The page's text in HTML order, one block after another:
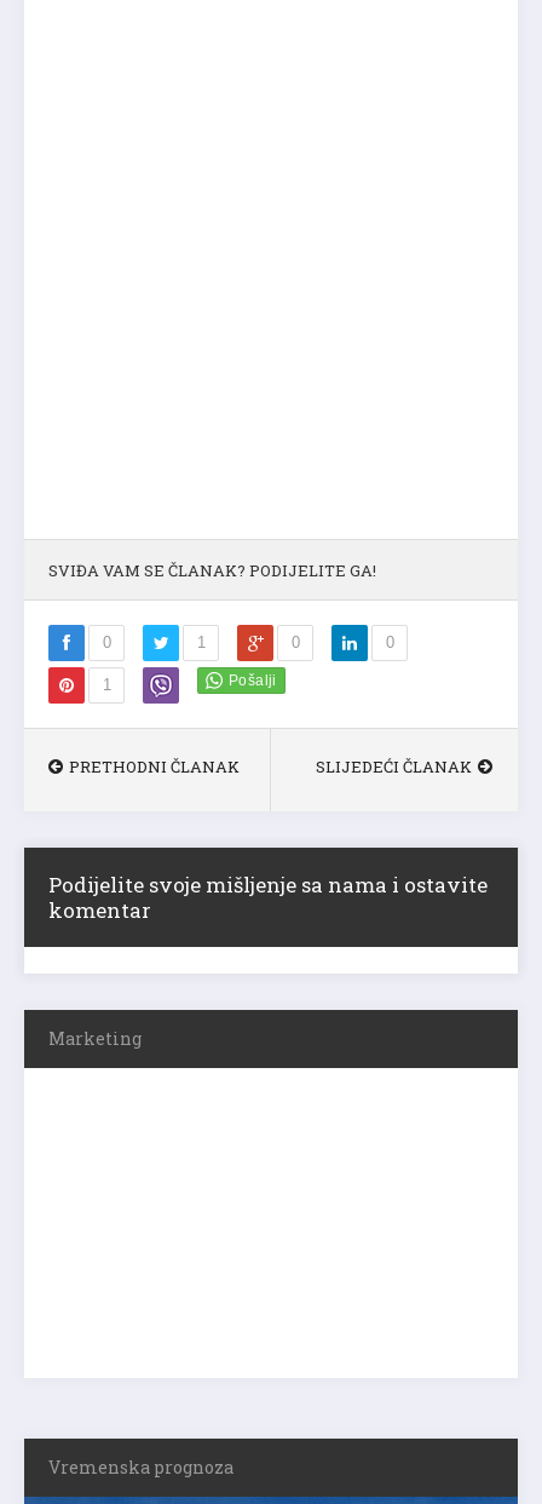
SVIĐA VAM SE ČLANAK? PODIJELITE GA!
0 1 0 0
1
PRETHODNI ČLANAK SLIJEDEĆI ČLANAK
Podijelite svoje mišljenje sa nama i ostavite
komentar
Marketing
Vremenska prognoza